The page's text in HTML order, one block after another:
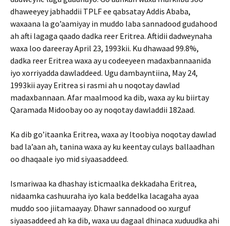
dhaweeyey jabhaddii TPLF ee qabsatay Addis Ababa,
waxaana la go’aamiyay in muddo laba sannadood gudahood
ah afti lagaga qaado dadka reer Eritrea. Aftidii dadweynaha
waxa loo dareeray April 23, 1993kii. Ku dhawaad 99.8%,
dadka reer Eritrea waxa ay u codeeyeen madaxbannaanida
iyo xorriyadda dawladdeed. Ugu dambayntiina, May 24,
1993kii ayay Eritrea si rasmi ah u noqotay dawlad
madaxbannaan. Afar maalmood ka dib, waxa ay ku biirtay
Qaramada Midoobay oo ay noqotay dawladdii 182aad.
Ka dib go’itaanka Eritrea, waxa ay Itoobiya noqotay dawlad
bad la’aan ah, tanina waxa ay ku keentay culays ballaadhan
oo dhaqaale iyo mid siyaasaddeed.
Ismariwaa ka dhashay isticmaalka dekkadaha Eritrea,
nidaamka cashuuraha iyo kala beddelka lacagaha ayaa
muddo soo jiitamaayay. Dhawr sannadood oo xurguf
siyaasaddeed ah ka dib, waxa uu dagaal dhinaca xuduudka ahi